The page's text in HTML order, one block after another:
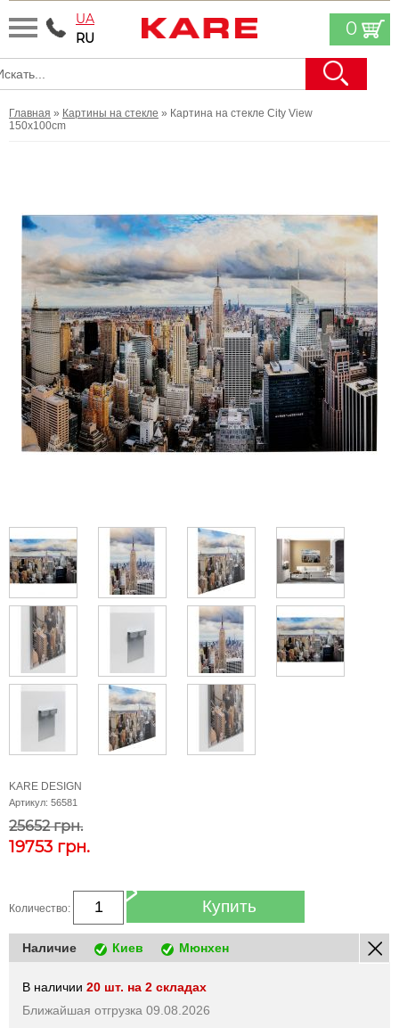
UA
RU
0
Главная » Картины на стекле » Картина на стекле City View
150x100cm
KARE DESIGN
Артикул: 56581
25652 грн.
19753 грн.
Количество: Купить
Наличие Киев Мюнхен
В наличии 20 шт. на 2 складах
Ближайшая отгрузка 09.08.2026